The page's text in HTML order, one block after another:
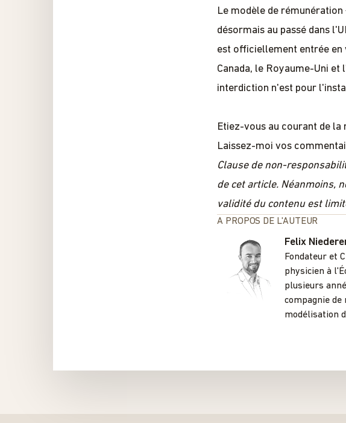
Le modèle de
désormais au passé dans
est officiellement entrée en
Canada, le Royaume-Uni et
interdiction n'est pour
Etiez-vous au courant de
Laissez-moi vos
Clause de non-
de cet article. Néanmoins,
validité du contenu est
A PROPOS DE L'AUTEUR
Felix
Fondateur et
physicien à
plusieurs
compagnie
modélisation